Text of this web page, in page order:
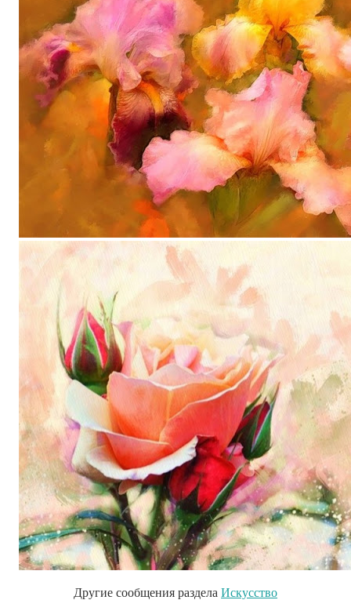
Другие сообщения раздела Искусство